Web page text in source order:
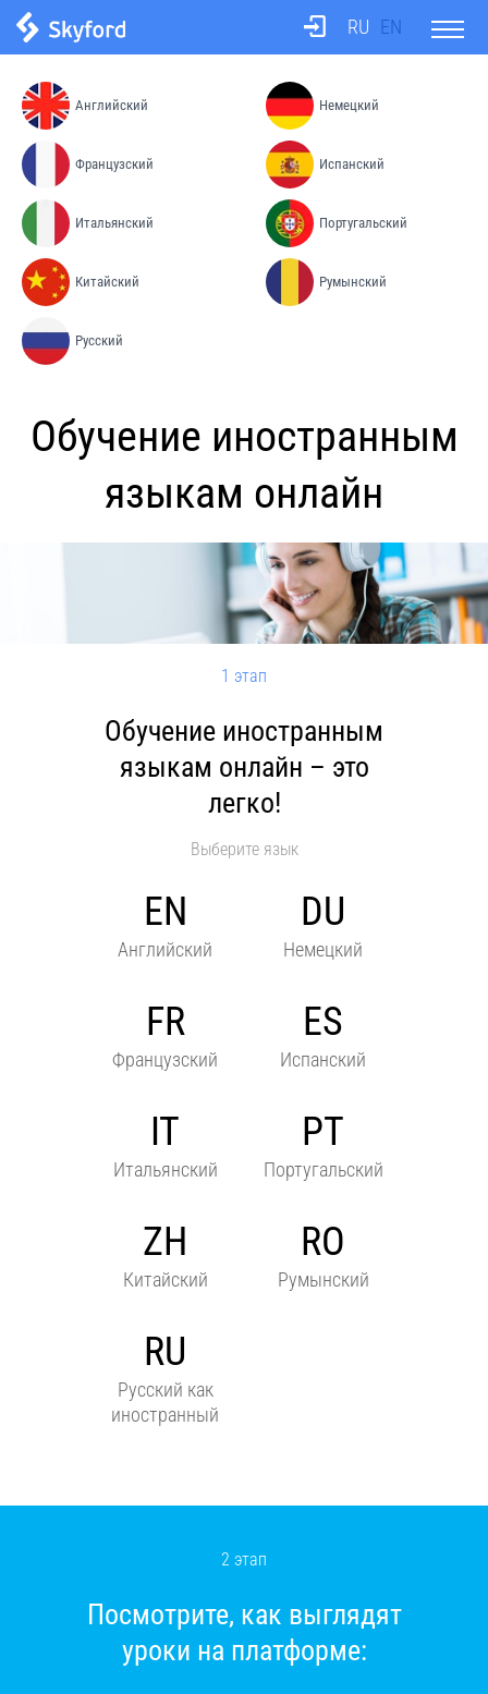
О школе
Бюро переводов
Преподаватели
Цены
Контакты
RU EN
Английский Немецкий
Французский Испанский
Итальянский Португальский
Китайский Румынский
Русский
Обучение иностранным
языкам онлайн
1 этап
Обучение иностранным
языкам онлайн – это
легко!
Выберите язык
EN
Английский
DU
Немецкий
FR
Французский
ES
Испанский
IT
Итальянский
PT
Португальский
ZH
Китайский
RO
Румынский
RU
Русский как
иностранный
2 этап
Посмотрите, как выглядят
уроки на платформе: